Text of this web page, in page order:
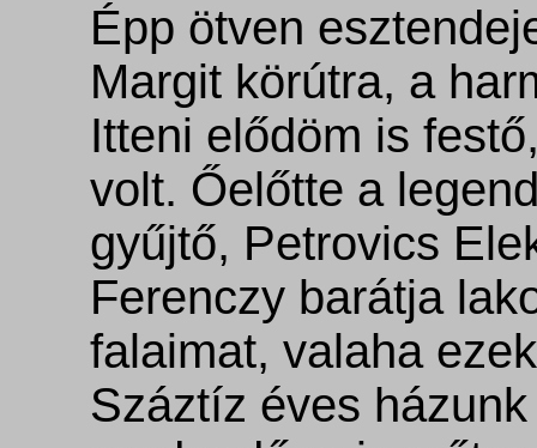
Épp ötven
Margit körútra, a
Itteni elődöm is
volt. Őelőtte a
gyűjtő, Petrovics
Ferenczy barátja
falaimat, valaha
Száztíz éves